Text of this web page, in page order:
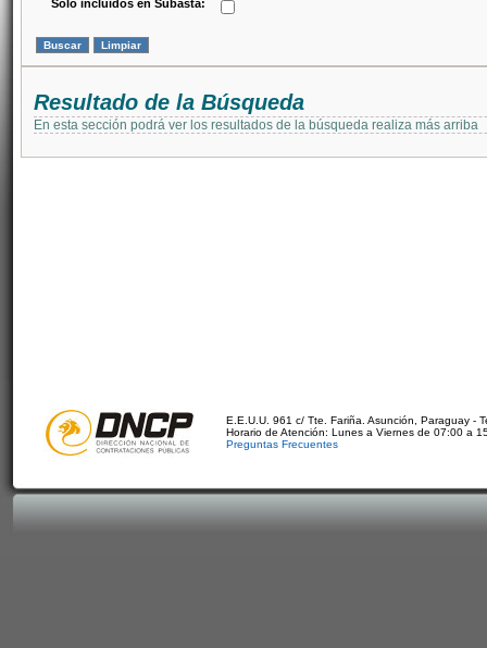
Solo incluidos en Subasta:
Resultado de la Búsqueda
En esta sección podrá ver los resultados de la búsqueda realiza más arriba
E.E.U.U. 961 c/ Tte. Fariña. Asunción, Paraguay -
Horario de Atención: Lunes a Viernes de 07:00 a
Preguntas Frecuentes